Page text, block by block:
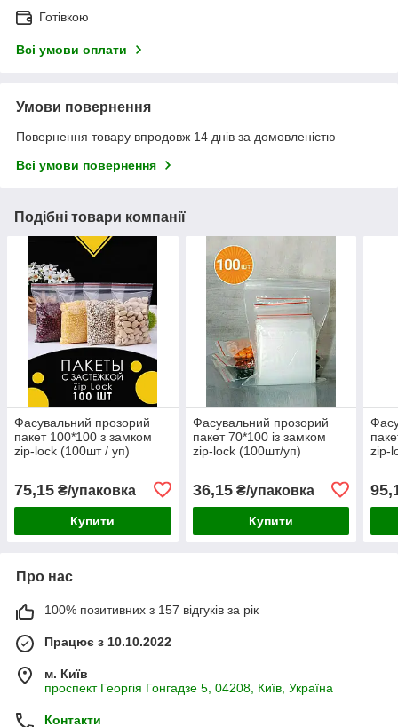
Готівкою
Всі умови оплати
Умови повернення
Повернення товару впродовж 14 днів за домовленістю
Всі умови повернення
Подібні товари компанії
Фасувальний прозорий
пакет 100*100 з замком
zip-lock (100шт / уп)
75,15 ₴/упаковка
Купити
Фасувальний прозорий
пакет 70*100 із замком
zip-lock (100шт/уп)
36,15₴/упаковка
Купити
zip-
Про нас
100% позитивних з 157 відгуків за рік
Працює з 10.10.2022
м. Київ
проспект Георгія Гонгадзе 5, 04208, Київ, Україна
Контакти